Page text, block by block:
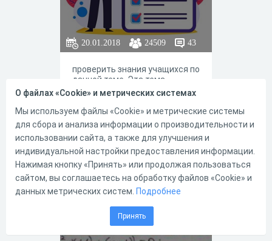
20.01.2018 24509 43
проверить знания учащихся по
данной теме. Эта тема
является основной темой при
погдгогтовке к огэ и егэ
110 13
Подготовка к ОГЭ
О файлах «Cookie» и метрических системах
Мы используем файлы «Cookie» и метрические системы
для сбора и анализа информации о производительности и
использовании сайта, а также для улучшения и
индивидуальной настройки предоставления информации.
Нажимая кнопку «Принять» или продолжая пользоваться
сайтом, вы соглашаетесь на обработку файлов «Cookie» и
данных метрических систем. Подробнее
Принять